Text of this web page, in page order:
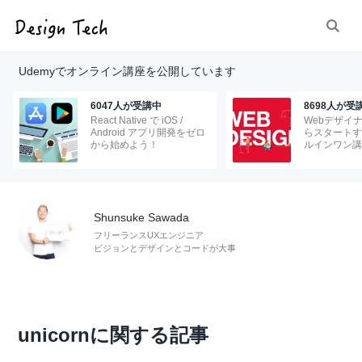
Udemyでオンライン講座を公開しています
6047人が受講中
React Native で iOS /
Android アプリ開発をゼロ
から始めよう！
8698人が受
Webデザイ
らスタート
ルインワン
unicornに関する記事
Shunsuke Sawada
フリーランスUXエンジニア
ビジョンとデザインとコードが大事